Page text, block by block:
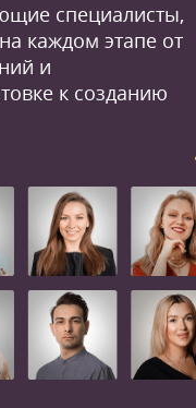
специалисты,
каждом этапе от
и
к созданию